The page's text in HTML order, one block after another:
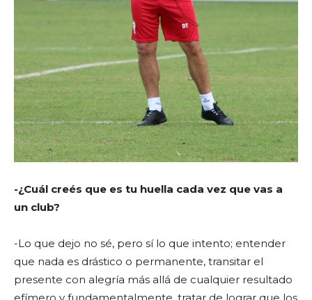
-¿Cuál creés que es tu huella cada vez que vas a
un club?
-Lo que dejo no sé, pero sí lo que intento; entender
que nada es drástico o permanente, transitar el
presente con alegría más allá de cualquier resultado